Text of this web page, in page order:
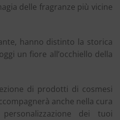
delle fragranze più vicine
hanno distinto la storica
un fiore all’occhiello della
di prodotti di cosmesi
anche nella cura
dei tuoi